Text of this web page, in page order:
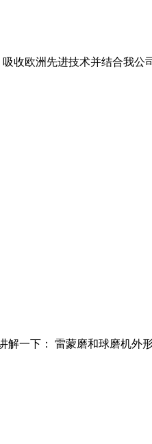
收欧洲先进技术并结合我
一下： 雷蒙磨和球磨机外